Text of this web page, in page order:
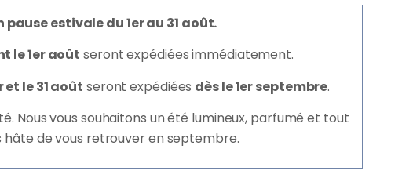
pause estivale du 1er au 31 août.
le 1er août seront expédiées immédiatement.
le 31 août seront expédiées dès le 1er septembre.
Nous vous souhaitons un été lumineux, parfumé et tout
hâte de vous retrouver en septembre.